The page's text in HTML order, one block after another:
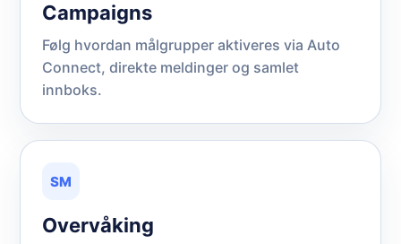
Campaigns
Følg hvordan målgrupper aktiveres via Auto
Connect, direkte meldinger og samlet
innboks.
SM
Overvåking